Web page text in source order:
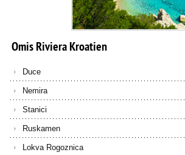
OmisRivieraKroatien
Duce
Nemira
Stanici
Ruskamen
Lokva Rogoznica